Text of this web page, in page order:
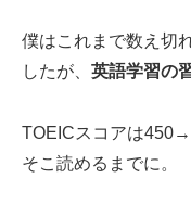
僕はこれまで数え切
したが、 英語学習の
TOEICスコアは
そこ読めるまでに。